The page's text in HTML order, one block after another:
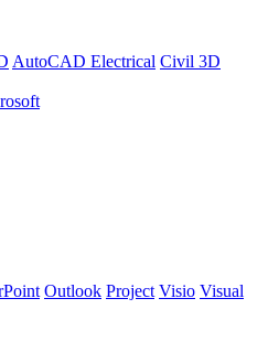
AutoCAD Electrical Civil 3D
Outlook Project Visio Visual